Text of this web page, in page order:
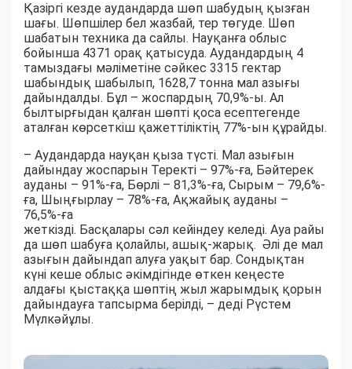
Қазіргі кезде аудандарда шөп шабудың қызған
шағы. Шөпшілер бел жазбай, тер төгуде. Шөп
шабатын техника да сайлы. Науқанға облыс
бойынша 4371 орақ қатысуда. Аудандардың 4
тамыздағы мәліметіне сәйкес 3315 гектар
шабындық шабылып, 1628,7 тонна мал азығы
дайындалды. Бұл – жоспардың 70,9%-ы. Ал
былтырғыдан қалған шөпті қоса есептегенде
аталған көрсеткіш қажеттіліктің 77%-ын құрайды.
– Аудандарда науқан қыза түсті. Мал азығын
дайындау жоспарын Теректі – 97%-ға, Бәйтерек
ауданы – 91%-ға, Бөрлі – 81,3%-ға, Сырым – 79,6%-
ға, Шыңғырлау – 78%-ға, Ақжайық ауданы –
76,5%-ға
жеткізді. Басқалары сәл кейіндеу келеді. Ауа райы
да шөп шабуға қолайлы, ашық-жарық. Әлі де мал
азығын дайындап алуға уақыт бар. Сондықтан
күні кеше облыс әкімдігінде өткен кеңесте
алдағы қыстаққа шөптің жыл жарымдық қорын
дайындауға тапсырма берілді, – деді Рүстем
Мүлкәйұлы.